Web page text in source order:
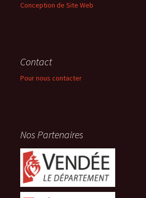
Conception de Site Web
Contact
Pour nous contacter
Nos Partenaires